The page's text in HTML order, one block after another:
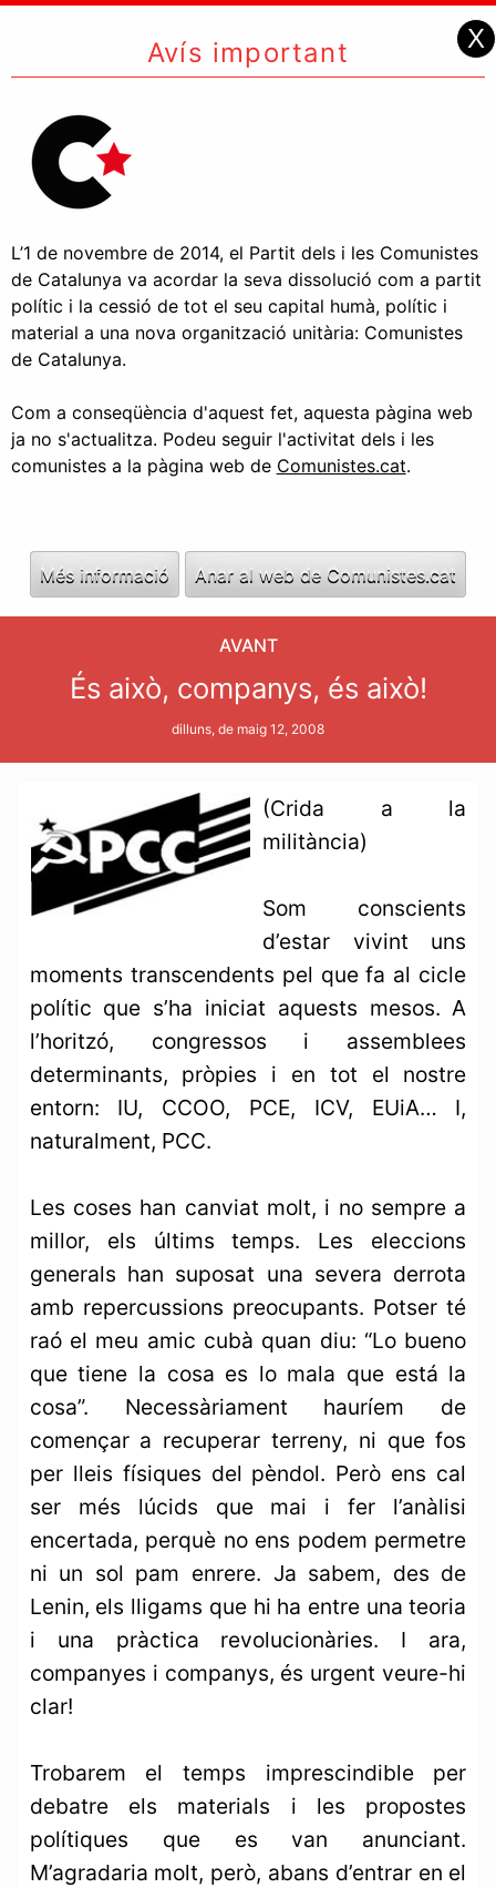
Avís important
L’1 de novembre de 2014, el Partit dels i les Comunistes
de Catalunya va acordar la seva dissolució com a partit
polític i la cessió de tot el seu capital humà, polític i
material a una nova organització unitària: Comunistes
de Catalunya.
Com a conseqüència d'aquest fet, aquesta pàgina web
ja no s'actualitza. Podeu seguir l'activitat dels i les
comunistes a la pàgina web de Comunistes.cat.
Més informació Anar al web de Comunistes.cat
X
AVANT
És això, companys, és això!
dilluns, de maig 12, 2008
(Crida a la
militància)
Som conscients
d’estar vivint uns
moments transcendents pel que fa al cicle
polític que s’ha iniciat aquests mesos. A
l’horitzó, congressos i assemblees
determinants, pròpies i en tot el nostre
entorn: IU, CCOO, PCE, ICV, EUiA… I,
naturalment, PCC.
Les coses han canviat molt, i no sempre a
millor, els últims temps. Les eleccions
generals han suposat una severa derrota
amb repercussions preocupants. Potser té
raó el meu amic cubà quan diu: “Lo bueno
que tiene la cosa es lo mala que está la
cosa”. Necessàriament hauríem de
començar a recuperar terreny, ni que fos
per lleis físiques del pèndol. Però ens cal
ser més lúcids que mai i fer l’anàlisi
encertada, perquè no ens podem permetre
ni un sol pam enrere. Ja sabem, des de
Lenin, els lligams que hi ha entre una teoria
i una pràctica revolucionàries. I ara,
companyes i companys, és urgent veure-hi
clar!
Trobarem el temps imprescindible per
debatre els materials i les propostes
polítiques que es van anunciant.
M’agradaria molt, però, abans d’entrar en el